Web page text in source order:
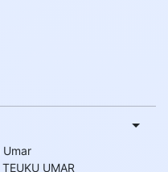
Umar
UMAR